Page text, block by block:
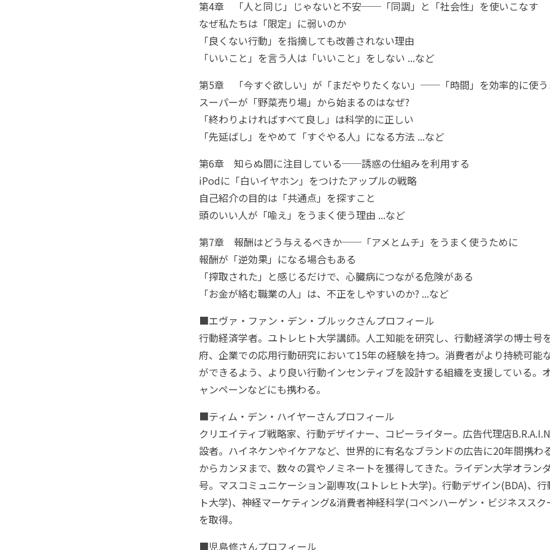
第4章 「人と同じ」じゃないと不安──「同調」と「社会性」を使いこなす
なぜ私たちは「限定」に弱いのか
「良くない行動」を指摘しても改善されない理由
「いいこと」を言う人は「いいこと」をしない ...など
第5章 「今すぐ欲しい」が「まだやりたくない」──「時間」を効率的に使
スーパーが「野菜売り場」から始まるのはなぜ?
「終わりよければすべて良し」は科学的に正しい
「先延ばし」をやめて「すぐやる人」になる方法 ...など
第6章 知らぬ間に注目している──誘惑の仕組みを利用する
iPodに「白いイヤホン」をつけたアップルの戦略
自己紹介の目的は「共通点」を探すこと
頭のいい人が「喩え」をうまく使う理由 ...など
第7章 報酬はどう与えるべきか──「アメとムチ」をうまく使うために
報酬が「逆効果」になる場合もある
「搾取された」と感じるだけで、心臓病につながる危険がある
「お金が絡む職業の人」は、不正をしやすいのか? ...など
■エヴァ・ファン・デン・ブルックさんプロフィール
行動経済学者。ユトレヒト大学講師。人工知能を研究し、行動経済学の博士号
府、企業での応用行動研究において15年の経験を持つ。消費者がより持続可能
ができるよう、より良い行動インセンティブを設計する組織を支援している。
ャンペーンなどにも携わる。
■ティム・デン・ハイヤーさんプロフィール
クリエイティブ戦略家、行動デザイナー、コピーライター。広告代理店
設者。ハイネケンやイケアなど、世界的に有名なブランドの広告に20年間携わ
からカンヌまで、数々の賞やノミネートを獲得してきた。ライデン大学オラン
号。マスコミュニケーション副専攻(ユトレヒト大学)。行動デザイン(BDA)、
ト大学)、神経マーケティング&消費者神経科学(コペンハーゲン・ビジネスス
を取得。
■児島修さんプロフィール